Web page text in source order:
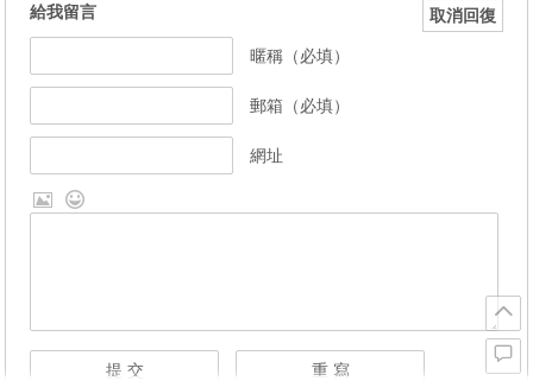
給我留言 取消回復
暱稱（必填）
郵箱（必填）
網址